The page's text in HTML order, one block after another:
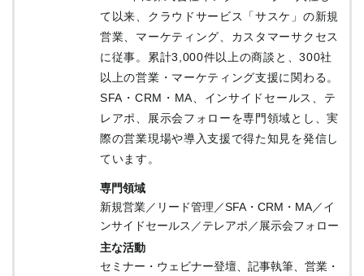
て以来、クラウドサービス「サスケ」の新規
営業、マーケティング、カスタマーサクセス
に従事。累計3,000件以上の商談と、300社
以上の営業・マーケティング支援に関わる。
SFA・CRM・MA、インサイドセールス、テ
レアポ、展示会フォローを専門領域とし、実
際の営業現場や導入支援で得た知見を発信し
ています。
専門領域
新規営業／リード管理／SFA・CRM・MA／イ
ンサイドセールス／テレアポ／展示会フォロー
主な活動
セミナー・ウェビナー登壇、記事執筆、営業・